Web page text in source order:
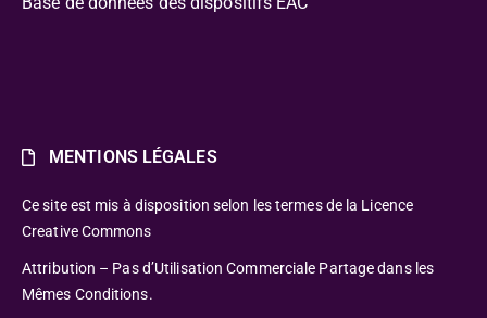
MENTIONS LÉGALES
Ce site est mis à disposition selon les termes de la Licence
Creative Commons
Attribution – Pas d’Utilisation Commerciale Partage dans les
Mêmes Conditions.